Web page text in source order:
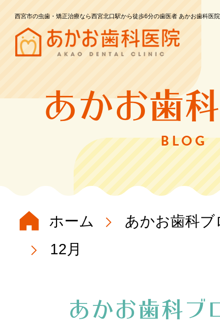
西宮市の虫歯・矯正治療なら西宮北口駅から徒歩6分の歯医者 あかお歯科医院
ホーム
初めての方へ
あかお歯
BLOG
ホーム
あかお歯科ブ
12月
あかお歯科ブ